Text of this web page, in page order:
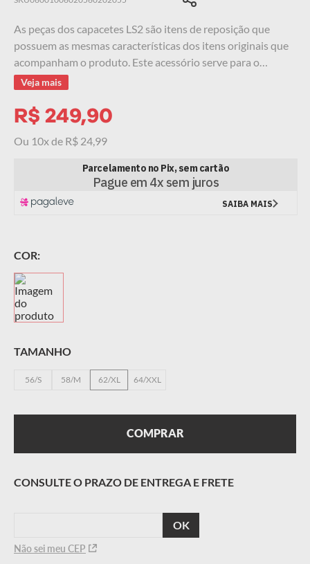
As peças dos capacetes LS2 são itens de reposição que
possuem as mesmas características dos itens originais que
acompanham o produto. Este acessório serve para o
Capacete LS2 VALIANT II FF900, esse é um item removível,
pilotagem.
Veja mais
R$ 249,90
Ou 10x de R$ 24,99
COR:
TAMANHO
56/S 58/M 62/XL 64/XXL
COMPRAR
Não sei meu CEP
CALCULAR
O FRETE
10º capacete masculino